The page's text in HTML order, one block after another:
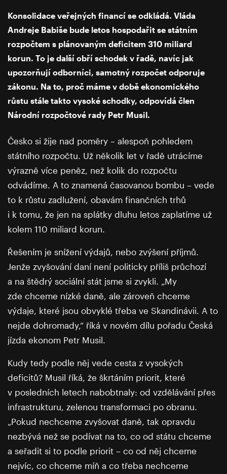
Konsolidace veřejných financí se odkládá. Vláda
Andreje Babiše bude letos hospodařit se státním
rozpočtem s plánovaným deficitem 310 miliard
korun. To je další obří schodek v řadě, navíc jak
upozorňují odborníci, samotný rozpočet odporuje
zákonu. Na to, proč máme v době ekonomického
růstu stále takto vysoké schodky, odpovídá člen
Národní rozpočtové rady Petr Musil.
Česko si žije nad poměry – alespoň pohledem
státního rozpočtu. Už několik let v řadě utrácíme
výrazně více peněz, než kolik do rozpočtu
odvádíme. A to znamená časovanou bombu – vede
to k růstu zadlužení, obavám finančních trhů
i k tomu, že jen na splátky dluhu letos zaplatíme už
kolem 110 miliard korun.
Řešením je snížení výdajů, nebo zvýšení příjmů.
Jenže zvyšování daní není politicky příliš průchozí
a na štědrý sociální stát jsme si zvykli. „My
zde chceme nízké daně, ale zároveň chceme
výdaje, které jsou obvyklé třeba ve Skandinávii. A to
nejde dohromady,“ říká v novém dílu pořadu Česká
jízda ekonom Petr Musil.
Kudy tedy podle něj vede cesta z vysokých
deficitů? Musil říká, že škrtáním priorit, které
v posledních letech nabobtnaly: od vzdělávání přes
infrastrukturu, zelenou transformaci po obranu.
„Pokud nechceme zvyšovat daně, tak opravdu
nezbývá než se podívat na to, co od státu chceme
a seřadit si to podle priorit – co od něj chceme
nejvíc, co chceme míň a co třeba nechceme